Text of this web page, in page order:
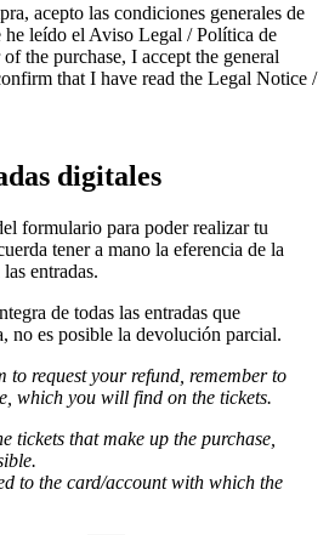
acepto las condiciones generales de
leído el Aviso Legal / Política de
the purchase, I accept the general
that I have read the Legal Notice /
digitales
formulario para poder realizar tu
tener a mano la eferencia de la
entradas.
de todas las entradas que
no es posible la devolución parcial.
to request your refund, remember to
which you will find on the tickets.
tickets that make up the purchase,
to the card/account with which the